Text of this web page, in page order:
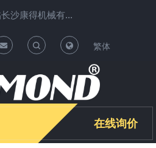
欢迎光临长沙康得机械有限公司清洗机项目运营中心 !
T
o
g
g
T
o
g
g
繁体
在线询价